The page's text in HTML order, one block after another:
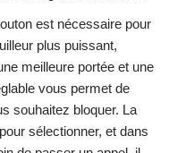
est nécessaire pour
plus puissant,
meilleure portée et une
vous permet de
souhaitez bloquer. La
sélectionner, et dans